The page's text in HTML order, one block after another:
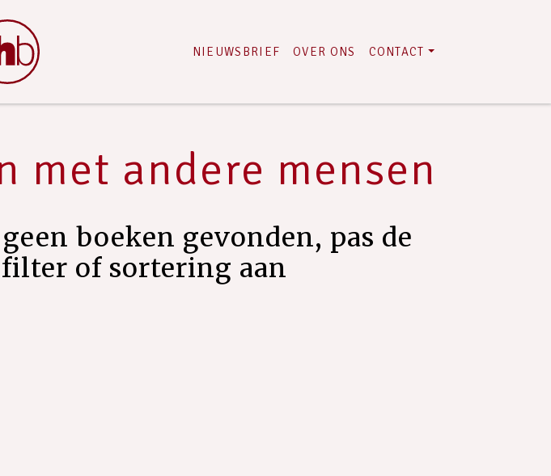
NIEUWSBRIEF OVER ONS CONTACT
met andere mensen
boeken gevonden, pas de
of sortering aan